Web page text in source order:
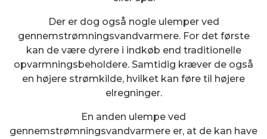
Der er dog også nogle ulemper ved
gennemstrømningsvandvarmere. For det første
kan de være dyrere i indkøb end traditionelle
opvarmningsbeholdere. Samtidig kræver de også
en højere strømkilde, hvilket kan føre til højere
elregninger.
En anden ulempe ved
gennemstrømningsvandvarmere er, at de kan have